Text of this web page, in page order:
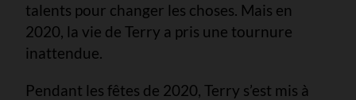
talents pour changer les choses. Mais en
2020, la vie de Terry a pris une tournure
inattendue.
Pendant les fêtes de 2020, Terry s’est mis à